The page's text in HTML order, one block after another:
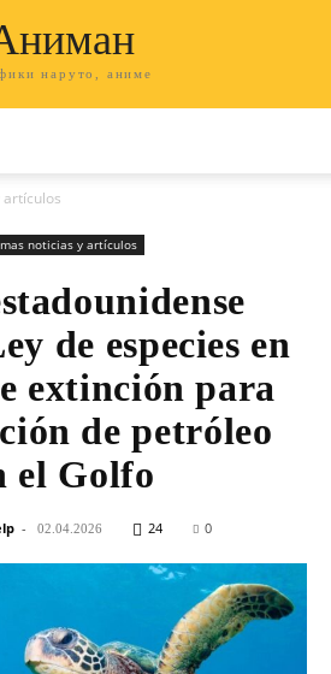
наруто, аниме
noticias y artículos
de especies en
extinción para
de petróleo
el Golfo
- 02.04.2026 24 0